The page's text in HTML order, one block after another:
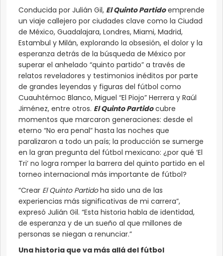
Conducida por Julián Gil, El Quinto Partidoemprende
un viaje callejero por ciudades clave como la Ciudad
de México, Guadalajara, Londres, Miami, Madrid,
Estambul y Milán, explorando la obsesión, el dolor y la
esperanza detrás de la búsqueda de México por
superar el anhelado “quinto partido” a través de
relatos reveladores y testimonios inéditos por parte
de grandes leyendas y figuras del fútbol como
Cuauhtémoc Blanco, Miguel “El Piojo” Herrera y Raúl
Jiménez, entre otros. El Quinto Partidocubre
momentos que marcaron generaciones: desde el
eterno “No era penal” hasta las noches que
paralizaron a todo un país; la producción se sumerge
en la gran pregunta del fútbol mexicano: ¿por qué ‘El
Tri’ no logra romper la barrera del quinto partido en el
torneo internacional más importante de fútbol?
“Crear El Quinto Partidoha sido una de las
experiencias más significativas de mi carrera”,
expresó Julián Gil. “Esta historia habla de identidad,
de esperanza y de un sueño al que millones de
personas se niegan a renunciar.”
Una historia que va más allá del fútbol